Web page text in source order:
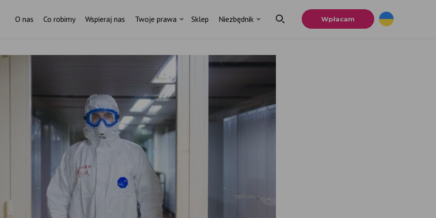
O nas Co robimy Wspieraj nas Twoje prawa Sklep Niezbędnik Wpłacam
Za każdym pismem do ministra
stoi czyjaś historia.
I ktoś, kto nas wspiera.
stałym darczyńcą Fundacji Rodzić po Ludzku.